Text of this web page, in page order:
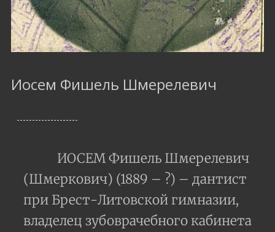
Иосем Фишель Шмерелевич
ИОСЕМ Фишель Шмерелевич
(Шмеркович) (1889 – ?) – дантист
при Брест-Литовской гимназии,
владелец зубоврачебного кабинета